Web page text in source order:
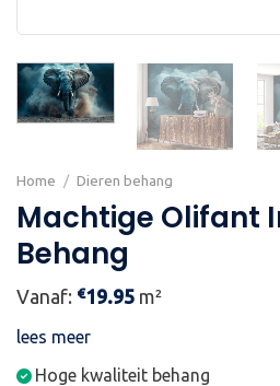
Home / Dieren behang
Machtige Olifant
Behang
Vanaf: €19.95 m²
lees meer
Hoge kwaliteit behang